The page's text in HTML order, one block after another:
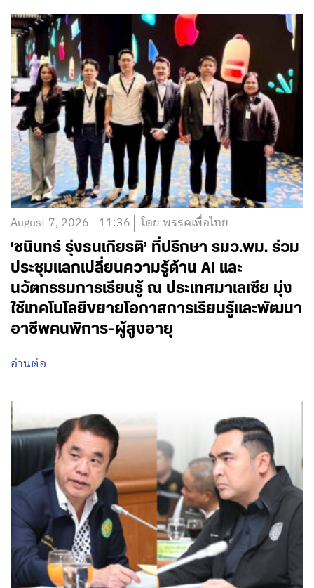
August 7, 2026 - 11:36 โดย พรรคเพื่อไทย
‘ชนินทร์ รุ่งธนเกียรติ’ ที่ปรึกษา รมว.พม. ร่วม
ประชุมแลกเปลี่ยนความรู้ด้าน AI และ
นวัตกรรมการเรียนรู้ ณ ประเทศมาเลเซีย มุ่ง
ใช้เทคโนโลยีขยายโอกาสการเรียนรู้และพัฒนา
อาชีพคนพิการ-ผู้สูงอายุ
อ่านต่อ